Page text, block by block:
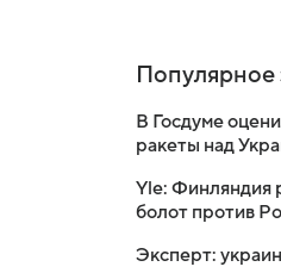
Популярное
В Госдуме
ракеты над
Yle: Финляндия
болот против
Эксперт: